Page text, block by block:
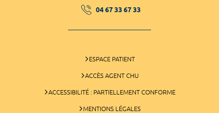
04 67 33 67 33
ESPACE PATIENT
ACCÈS AGENT CHU
ACCESSIBILITÉ : PARTIELLEMENT CONFORME
MENTIONS LÉGALES